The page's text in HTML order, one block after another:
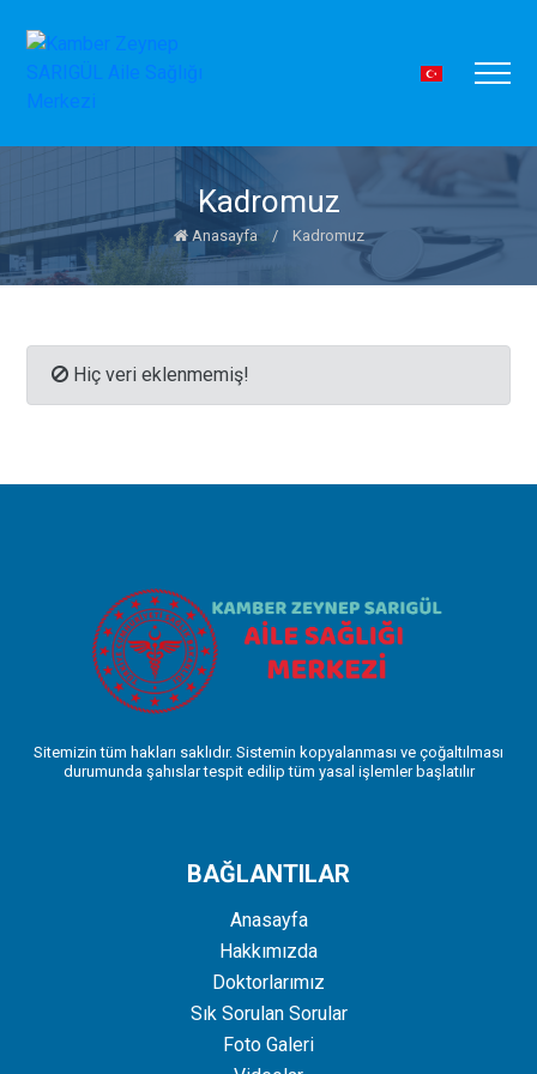
Kadromuz
Anasayfa / Kadromuz
Hiç veri eklenmemiş!
Sitemizin tüm hakları saklıdır. Sistemin kopyalanması ve çoğaltılması
durumunda şahıslar tespit edilip tüm yasal işlemler başlatılır
BAĞLANTILAR
Anasayfa
Hakkımızda
Doktorlarımız
Sık Sorulan Sorular
Foto Galeri